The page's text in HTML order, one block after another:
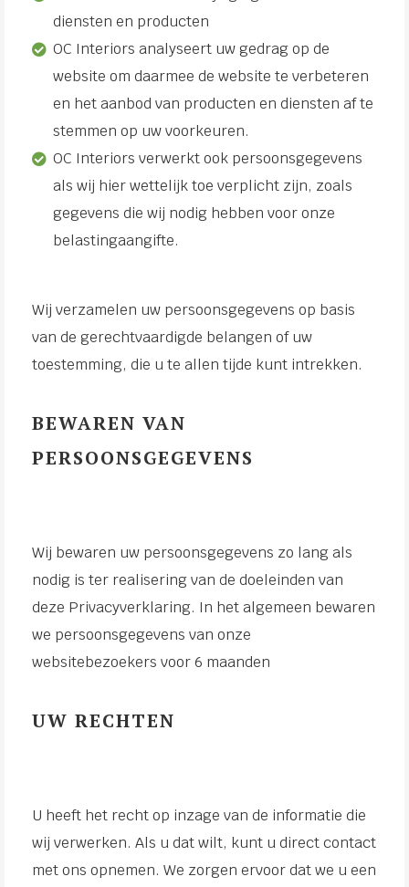
diensten en producten
OC Interiors analyseert uw gedrag op de
website om daarmee de website te verbeteren
en het aanbod van producten en diensten af te
stemmen op uw voorkeuren.
OC Interiors verwerkt ook persoonsgegevens
als wij hier wettelijk toe verplicht zijn, zoals
gegevens die wij nodig hebben voor onze
belastingaangifte.
Wij verzamelen uw persoonsgegevens op basis
van de gerechtvaardigde belangen of uw
toestemming, die u te allen tijde kunt intrekken.
BEWAREN VAN
PERSOONSGEGEVENS
Wij bewaren uw persoonsgegevens zo lang als
nodig is ter realisering van de doeleinden van
deze Privacyverklaring. In het algemeen bewaren
we persoonsgegevens van onze
websitebezoekers voor 6 maanden
UW RECHTEN
U heeft het recht op inzage van de informatie die
wij verwerken. Als u dat wilt, kunt u direct contact
met ons opnemen. We zorgen ervoor dat we u een